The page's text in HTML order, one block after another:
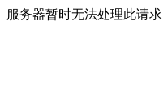
服务器暂时无法处理此请求